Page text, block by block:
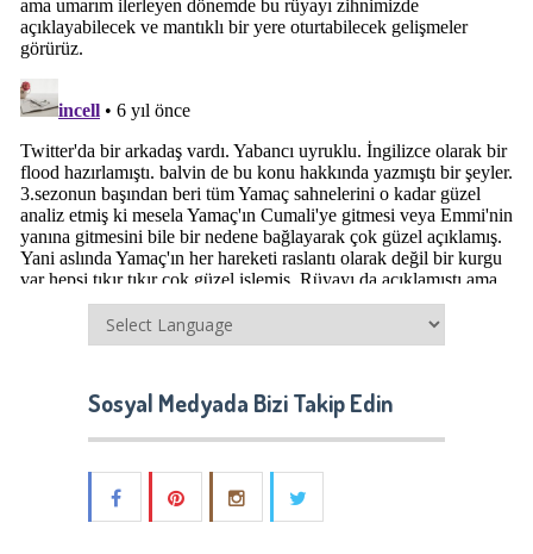
Sosyal Medyada Bizi Takip Edin